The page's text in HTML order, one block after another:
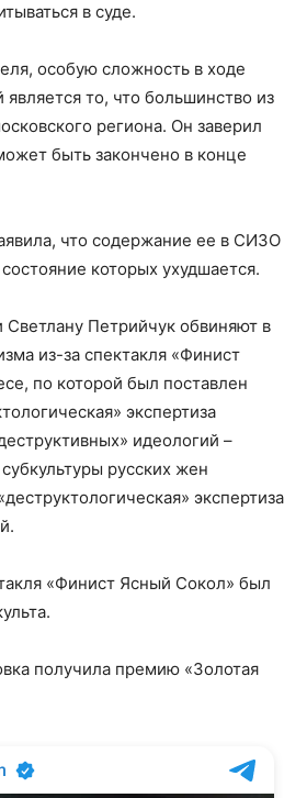
в суде.
особую сложность в ходе
то, что большинство из
региона. Он заверил
быть закончено в конце
что содержание ее в СИЗО
которых ухудшается.
Петрийчук обвиняют в
из-за спектакля «Финист
по которой был поставлен
экспертиза
идеологий –
русских жен
экспертиза
«Финист Ясный Сокол» был
получила премию «Золотая